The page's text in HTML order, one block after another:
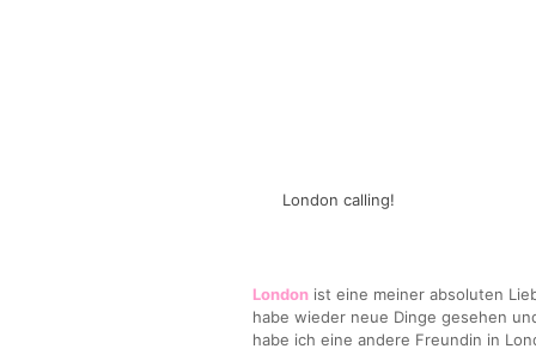
London calling!
Londonist eine meiner absoluten
habe wieder neue Dinge gesehen
habe ich eine andere Freundin in